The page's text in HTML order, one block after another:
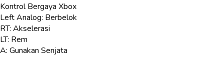
Kontrol Bergaya Xbox
Left Analog: Berbelok
RT: Akselerasi
LT: Rem
A: Gunakan Senjata